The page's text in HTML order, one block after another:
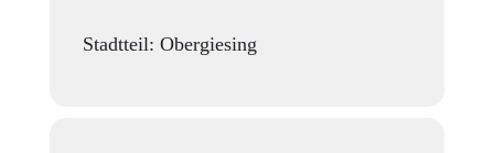
Stadtteil: Obergiesing